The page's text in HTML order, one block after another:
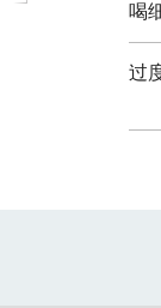
喝
过